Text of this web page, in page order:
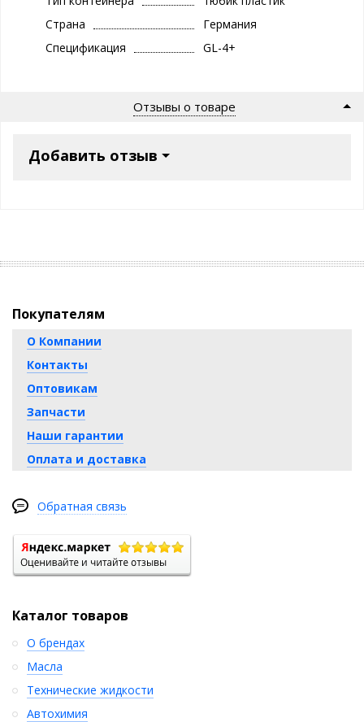
Страна
Германия
Спецификация
GL-4+
Отзывы о товаре
Добавить отзыв
Покупателям
О Компании
Контакты
Оптовикам
Запчасти
Наши гарантии
Оплата и доставка
Обратная связь
Каталог товаров
О брендах
Масла
Технические жидкости
Автохимия